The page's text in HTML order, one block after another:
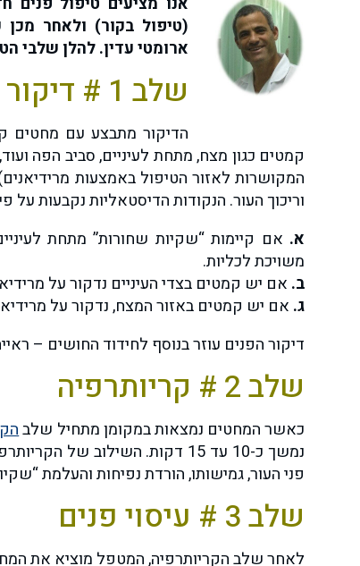
(טיפול בקור) ולאחר
ארומטי עדין. להלן שלבי
שלב 1 # דיקור פנים
הדיקור מתבצע עם מחטים
קמטים כגון מצח, מתחת לעיניים, סביב הפה
המקושרות לאזור הטיפול באמצעות
וריכוך העור. הנקודות הדיסטאליות נקבעות על
א. אם קיימות “שקיות שחורות” מתחת
משויכת לכליות.
ב. אם יש קמטים בצדי העיניים נדקור על
ג. אם יש קמטים באזור המצח, נדקור על
דיקור הפנים עוזר בנוסף לחידוד החושים –
שלב 2 # קריותרפיה
כאשר המחטים נמצאות במקומן מתחיל שלב
נמשך כ-10 עד 15 דקות. השילוב של הקריותרפיה עם הדיקור מאפשר את הגברת זרימת הדם לאזור הפנים ואת הגברת ייצור
פני העור, גמישותו, הורדת נפיחות והעלמת
שלב 3 # עיסוי פנים
לאחר שלב הקריותרפיה, המטפל מוציא את